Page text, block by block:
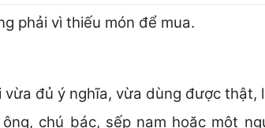
phải vì thiếu món để mua.
vừa đủ ý nghĩa, vừa dùng được
chú bác, sếp nam hoặc một